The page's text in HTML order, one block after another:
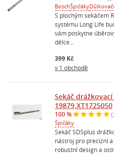
BoschŠpičáky
S plochým sekáčem
systému Long Life
vám poskytne
délce...
399 Kč
v 1 obchodě
Sekáč drážkovací
19879,XT1725050
100 %
Špičáky
Sekáč SDSplus
nástroj pro precizní
robustní design a